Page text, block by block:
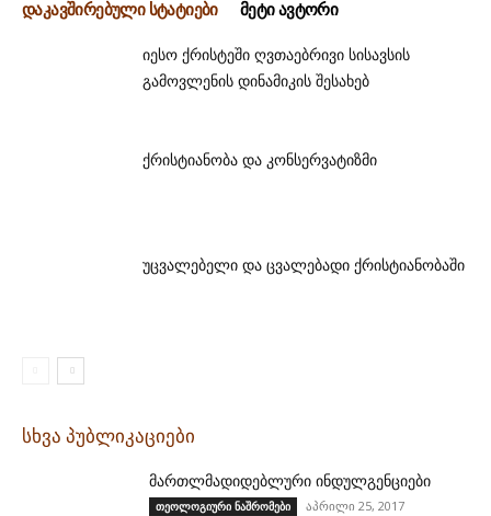
დაკავშირებული სტატიები მეტი ავტორი
იესო ქრისტეში ღვთაებრივი სისავსის
გამოვლენის დინამიკის შესახებ
ქრისტიანობა და კონსერვატიზმი
უცვალებელი და ცვალებადი ქრისტიანობაში
სხვა პუბლიკაციები
მართლმადიდებლური ინდულგენციები
თეოლოგიური ნაშრომები აპრილი 25, 2017